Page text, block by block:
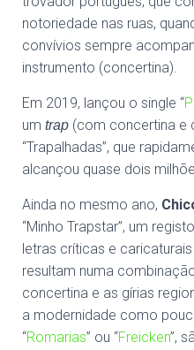
notoriedade nas ruas,
convívios sempre
instrumento (concertina).
Em 2019, lançou o single “
um trap (com concertina e
“Trapalhadas”, que
alcançou quase dois
Ainda no mesmo ano,
“Minho Trapstar”, um
letras críticas e
resultam numa
concertina e as gírias
a modernidade como
“Romarias” ou “Freicken”,